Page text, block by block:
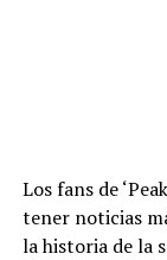
Los fans de
tener noticias
la historia de la